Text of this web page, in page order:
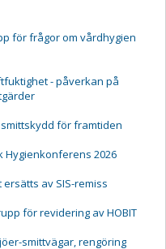
för frågor om vårdhygien
- påverkan på
smittskydd för framtiden
2026
av SIS-remiss
för revidering av HOBIT
smittvägar, rengöring